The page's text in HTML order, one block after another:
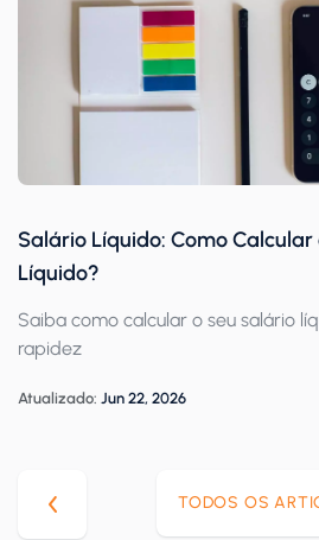
Salário Líquido: Como
Líquido?
Saiba como calcular o seu salário
rapidez
Atualizado: Jun 22, 2026
TODOS OS